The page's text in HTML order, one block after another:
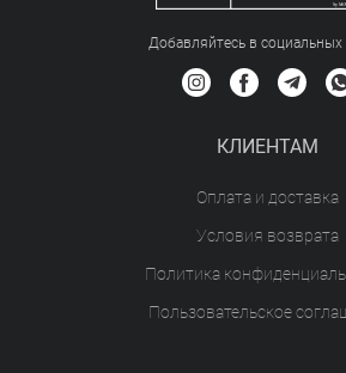
Добавляйтесь в социальных
КЛИЕНТАМ
Оплата и доставка
Условия возврата
Политика
Пользовательское